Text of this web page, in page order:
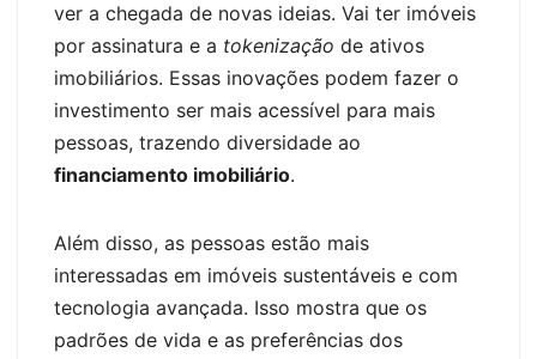
ver a chegada de novas ideias. Vai ter imóveis
por assinatura e a tokenização de ativos
imobiliários. Essas inovações podem fazer o
investimento ser mais acessível para mais
pessoas, trazendo diversidade ao
financiamento imobiliário.
Além disso, as pessoas estão mais
interessadas em imóveis sustentáveis e com
tecnologia avançada. Isso mostra que os
padrões de vida e as preferências dos